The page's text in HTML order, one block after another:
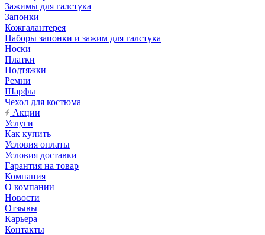
Зажимы для галстука
Запонки
Кожгалантерея
Наборы запонки и зажим для галстука
Носки
Платки
Подтяжки
Ремни
Шарфы
Чехол для костюма
Акции
Услуги
Как купить
Условия оплаты
Условия доставки
Гарантия на товар
Компания
О компании
Новости
Отзывы
Карьера
Контакты